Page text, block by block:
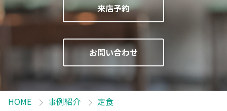
来店予約
お問い合わせ
HOME 事例紹介 定食